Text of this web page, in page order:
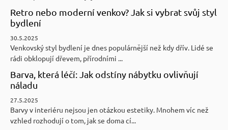
Retro nebo moderní venkov? Jak si vybrat svůj styl
bydlení
30.5.2025
Venkovský styl bydlení je dnes populárnější než kdy dřív. Lidé se
rádi obklopují dřevem, přírodními ...
Barva, která léčí: Jak odstíny nábytku ovlivňují
náladu
27.5.2025
Barvy v interiéru nejsou jen otázkou estetiky. Mnohem víc než
vzhled rozhodují o tom, jak se doma cí...